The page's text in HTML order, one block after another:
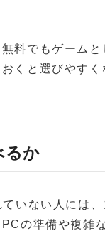
料でもゲーム
くと選びやすく
るか
いない人には
の準備や複雑